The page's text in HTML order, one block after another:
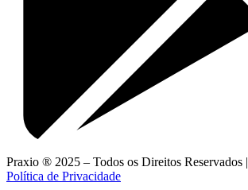
Praxio ® 2025 – Todos os Direitos Reservados |
Política de Privacidade